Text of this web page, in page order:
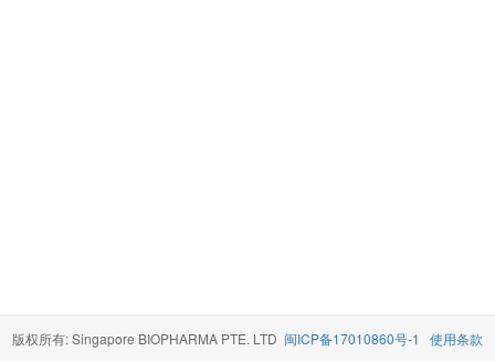
版权所有: Singapore BIOPHARMA PTE. LTD 闽ICP备17010860号-1 使用条款